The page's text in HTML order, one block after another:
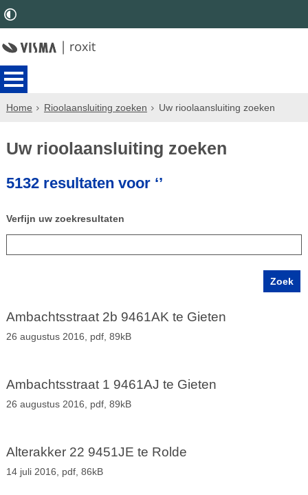
Home Rioolaansluiting zoeken Uw rioolaansluiting zoeken
Uw rioolaansluiting zoeken
5132 resultaten voor ‘’
Verfijn uw zoekresultaten
Ambachtsstraat 2b 9461AK te Gieten
26 augustus 2016, pdf, 89kB
Ambachtsstraat 1 9461AJ te Gieten
26 augustus 2016, pdf, 89kB
Alterakker 22 9451JE te Rolde
14 juli 2016, pdf, 86kB